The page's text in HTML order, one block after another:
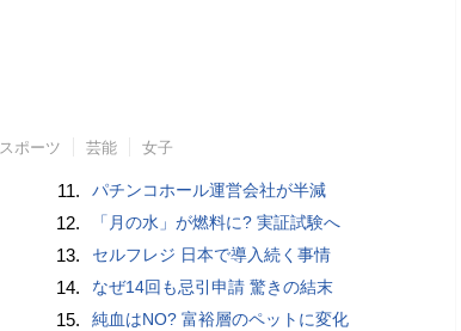
スポーツ 芸能 女子
11. パチンコホール運営会社が半減
12. 「月の水」が燃料に? 実証試験へ
13. セルフレジ 日本で導入続く事情
14. なぜ14回も忌引申請 驚きの結末
15. 純血はNO? 富裕層のペットに変化